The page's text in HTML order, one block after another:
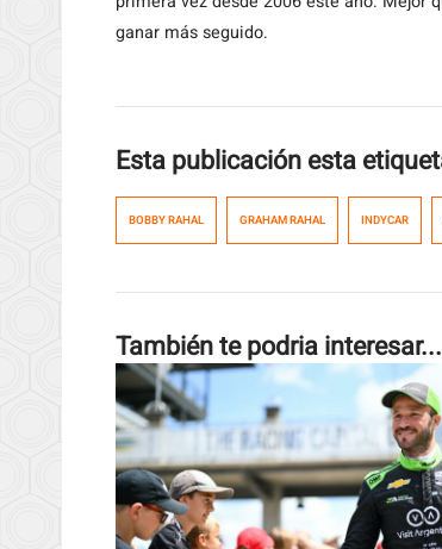
ganar más seguido.
Esta publicación esta
BOBBY RAHAL GRAHAM RAHAL INDYCAR
También te podria interesar...